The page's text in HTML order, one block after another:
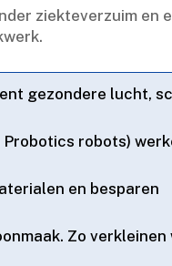
ziekteverzuim en
gezondere lucht,
robots)
en besparen
Zo verkleinen